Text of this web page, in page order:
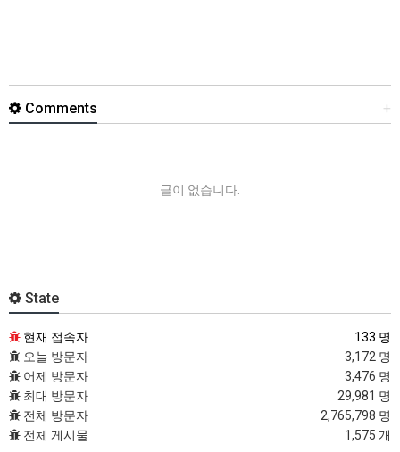
+
Comments
글이 없습니다.
State
현재 접속자
133 명
오늘 방문자
3,172 명
어제 방문자
3,476 명
최대 방문자
29,981 명
전체 방문자
2,765,798 명
전체 게시물
1,575 개